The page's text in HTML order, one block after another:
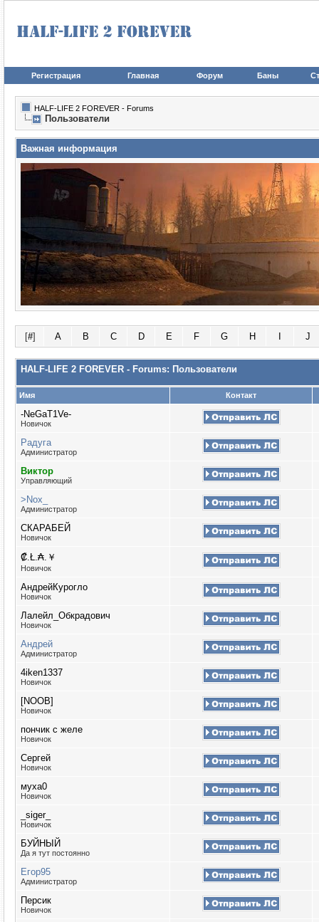
Регистрация Главная Форум Баны
HALF-LIFE 2 FOREVER - Forums
Пользователи
Важная информация
[#] A B C D E F G H J
HALF-LIFE 2 FOREVER - Forums: Пользователи
Имя Контакт
-NeGaT1Ve-
Новичок
Радуга
Администратор
Виктор
Управляющий
>Nox_
Администратор
СКАРАБЕЙ
Новичок
₡.Ł.₳.￥
Новичок
АндрейКурогло
Новичок
Лалейл_Обкрадович
Новичок
Андрей
Администратор
4iken1337
Новичок
[NOOB]
Новичок
пончик с желе
Новичок
Сергей
Новичок
муха0
Новичок
_siger_
Новичок
БУЙНЫЙ
Да я тут постоянно
Егор95
Администратор
Персик
Новичок